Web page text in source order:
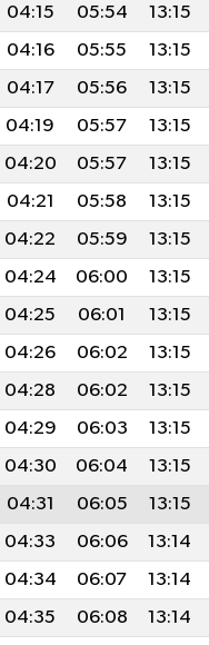
04:15 05:54 13:15
04:16 05:55 13:15
04:17 05:56 13:15
04:19 05:57 13:15
04:20 05:57 13:15
04:21 05:58 13:15
04:22 05:59 13:15
04:24 06:00 13:15
04:25 06:01 13:15
04:26 06:02 13:15
04:28 06:02 13:15
04:29 06:03 13:15
04:30 06:04 13:15
04:31 06:05 13:15
04:33 06:06 13:14
04:34 06:07 13:14
04:35 06:08 13:14